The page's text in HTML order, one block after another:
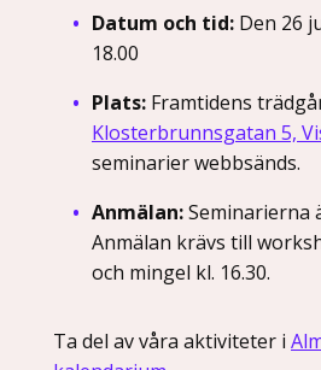
Datum och tid: Den 26
18.00
Plats: Framtidens
Klosterbrunnsgatan 5,
seminarier webbsänds.
Anmälan:Seminarierna
Anmälan krävs till
och mingel kl. 16.30.
Ta del av våra aktiviteter i